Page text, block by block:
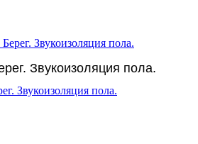
Звукоизоляция пола.
Звукоизоляция пола.